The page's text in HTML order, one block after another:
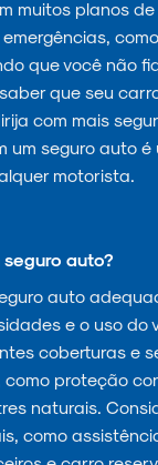
muitos planos
que você não
que seu
com mais
um seguro auto
motorista.
auto?
auto
e o uso do
coberturas e
como proteção
naturais.
como